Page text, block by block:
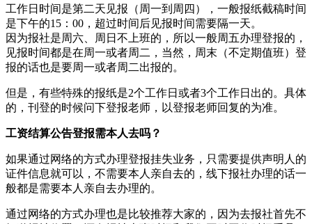
工作日时间是第二天见报（周一到周四），一般报纸截稿时间
是下午的15：00，超过时间后见报时间需要隔一天。
因为报社是周六、周日不上班的，所以一般周五办理登报的，
见报时间都是在周一或者周二，当然，周末（不定期值班）登
报的话也是要周一或者周二出报的。
但是，有些特殊的报纸是2个工作日或者3个工作日出的。具体
的，刊登的时候问下登报老师，以登报老师回复的为准。
工资结算公告登报需本人去吗？
如果通过网络的方式办理登报挂失业务，只需要提供声明人的
证件信息就可以，不需要本人亲自去的，线下报社办理的话一
般都是需要本人亲自去办理的。
通过网络的方式办理也是比较推荐大家的，因为去报社首先不